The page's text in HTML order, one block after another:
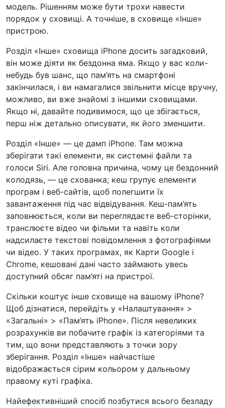
модель. Рішенням може бути трохи навести
порядок у сховищі. А точніше, в сховище «Інше»
пристрою.
Розділ «Інше» сховища iPhone досить загадковий,
він може діяти як бездонна яма. Якщо у вас коли-
небудь був шанс, що пам’ять на смартфоні
закінчилася, і ви намагалися звільнити місце вручну,
можливо, ви вже знайомі з іншими сховищами.
Якщо ні, давайте подивимося, що це збігається,
перш ніж детально описувати, як його зменшити.
Розділ «Інше» — це дамп iPhone. Там можна
зберігати такі елементи, як системні файли та
голоси Siri. Але головна причина, чому це бездонний
колодязь, — це схованка; кеш групує елементи
програм і веб-сайтів, щоб полегшити їх
завантаження під час відвідування. Кеш-пам’ять
заповнюється, коли ви переглядаєте веб-сторінки,
транслюєте відео чи фільми та навіть коли
надсилаєте текстові повідомлення з фотографіями
чи відео. У таких програмах, як Карти Google і
Chrome, кешовані дані часто займають увесь
доступний обсяг пам’яті на пристрої.
Скільки коштує інше сховище на вашому iPhone?
Щоб дізнатися, перейдіть у «Налаштування» >
«Загальні» > «Пам’ять iPhone». Після невеликих
розрахунків ви побачите графік із категоріями та
тим, що вони представляють з точки зору
зберігання. Розділ «Інше» найчастіше
відображається сірим кольором у дальньому
правому куті графіка.
Найефективніший спосіб позбутися всього безладу